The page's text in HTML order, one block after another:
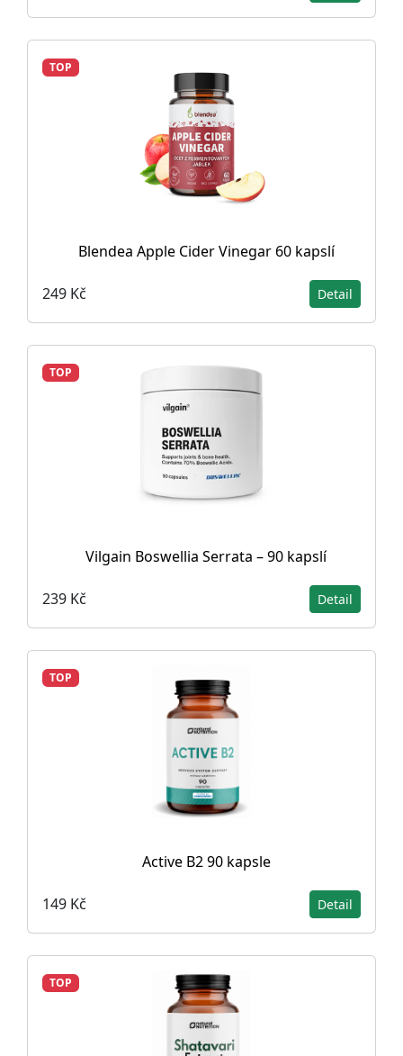
TOP
Blendea Apple Cider Vinegar 60 kapslí
249 Kč Detail
TOP
Vilgain Boswellia Serrata – 90 kapslí
239 Kč Detail
TOP
Active B2 90 kapsle
149 Kč Detail
TOP